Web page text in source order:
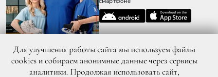
Для улучшения работы сайта мы используем файлы
cookies и собираем анонимные данные через сервисы
аналитики. Продолжая использовать сайт,